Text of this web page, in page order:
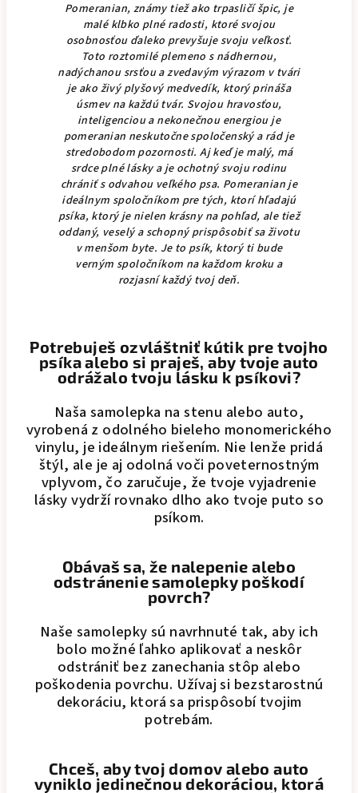
Pomeranian, známy tiež ako trpasličí špic, je
malé klbko plné radosti, ktoré svojou
osobnosťou ďaleko prevyšuje svoju veľkosť.
Toto roztomilé plemeno s nádhernou,
nadýchanou srsťou a zvedavým výrazom v tvári
je ako živý plyšový medvedík, ktorý prináša
úsmev na každú tvár. Svojou hravosťou,
inteligenciou a nekonečnou energiou je
pomeranian neskutočne spoločenský a rád je
stredobodom pozornosti.Aj keď je malý, má
srdce plné lásky a je ochotný svoju rodinu
chrániť s odvahou veľkého psa. Pomeranian je
ideálnym spoločníkom pre tých, ktorí hľadajú
psíka, ktorý je nielen krásny na pohľad, ale tiež
oddaný, veselý a schopný prispôsobiť sa životu
v menšom byte. Je to psík, ktorý ti bude
verným spoločníkom na každom kroku a
rozjasní každý tvoj deň.
Potrebuješ ozvláštniť kútik pre tvojho
psíka alebo si praješ, aby tvoje auto
odrážalo tvoju lásku k psíkovi?
Naša samolepka na stenu alebo auto,
vyrobená z odolného bieleho monomerického
vinylu, je ideálnym riešením. Nie lenže pridá
štýl, ale je aj odolná voči poveternostným
vplyvom, čo zaručuje, že tvoje vyjadrenie
lásky vydrží rovnako dlho ako tvoje puto so
psíkom.
Obávaš sa, že nalepenie alebo
odstránenie samolepky poškodí
povrch?
Naše samolepky sú navrhnuté tak, aby ich
bolo možné ľahko aplikovať a neskôr
odstrániť bez zanechania stôp alebo
poškodenia povrchu. Užívaj si bezstarostnú
dekoráciu, ktorá sa prispôsobí tvojim
potrebám.
Chceš, aby tvoj domov alebo auto
vyniklo jedinečnou dekoráciou, ktorá